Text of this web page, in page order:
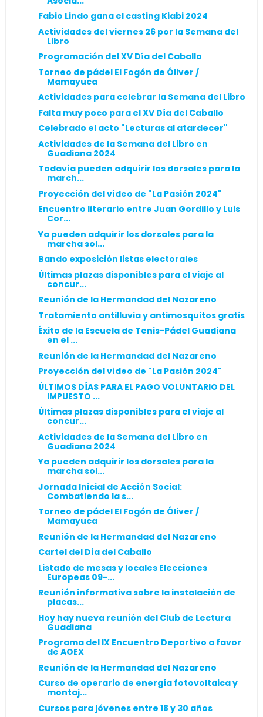
Fabio Lindo gana el casting Kiabi 2024
Actividades del viernes 26 por la Semana del
Libro
Programación del XV Día del Caballo
Torneo de pádel El Fogón de Óliver /
Mamayuca
Actividades para celebrar la Semana del Libro
Falta muy poco para el XV Día del Caballo
Celebrado el acto "Lecturas al atardecer"
Actividades de la Semana del Libro en
Guadiana 2024
Todavía pueden adquirir los dorsales para la
march...
Proyección del vídeo de "La Pasión 2024"
Encuentro literario entre Juan Gordillo y Luis
Cor...
Ya pueden adquirir los dorsales para la
marcha sol...
Bando exposición listas electorales
Últimas plazas disponibles para el viaje al
concur...
Reunión de la Hermandad del Nazareno
Tratamiento antilluvia y antimosquitos gratis
Éxito de la Escuela de Tenis-Pádel Guadiana
en el ...
Reunión de la Hermandad del Nazareno
Proyección del vídeo de "La Pasión 2024"
ÚLTIMOS DÍAS PARA EL PAGO VOLUNTARIO DEL
IMPUESTO ...
Últimas plazas disponibles para el viaje al
concur...
Actividades de la Semana del Libro en
Guadiana 2024
Ya pueden adquirir los dorsales para la
marcha sol...
Jornada Inicial de Acción Social:
Combatiendo la s...
Torneo de pádel El Fogón de Óliver /
Mamayuca
Reunión de la Hermandad del Nazareno
Cartel del Día del Caballo
Listado de mesas y locales Elecciones
Europeas 09-...
Reunión informativa sobre la instalación de
placas...
Hoy hay nueva reunión del Club de Lectura
Guadiana
Programa del IX Encuentro Deportivo a favor
de AOEX
Reunión de la Hermandad del Nazareno
Curso de operario de energía fotovoltaica y
montaj...
Cursos para jóvenes entre 18 y 30 años